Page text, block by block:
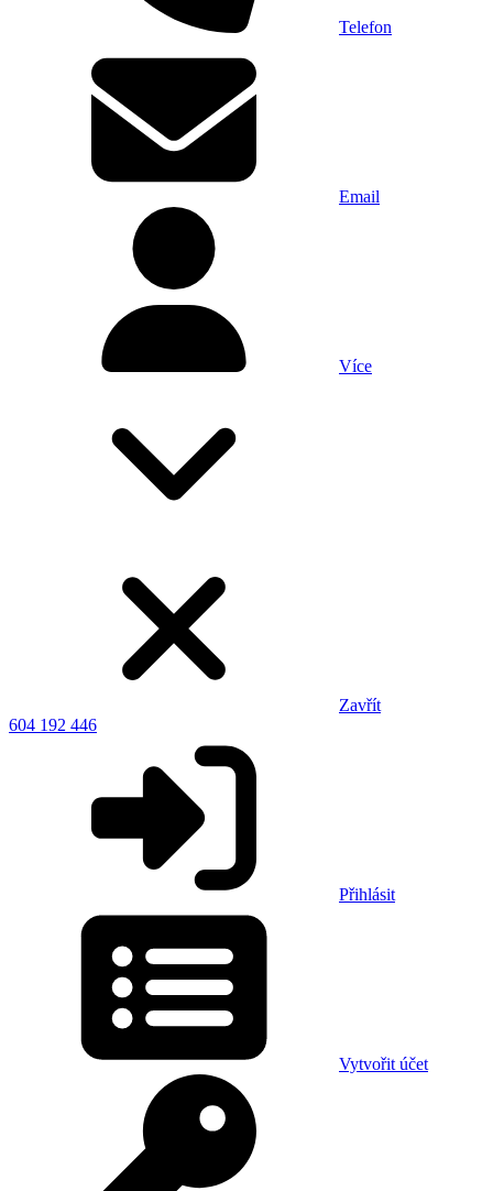
Telefon
Email
Více
Zavřít
604 192 446
Přihlásit
Vytvořit účet